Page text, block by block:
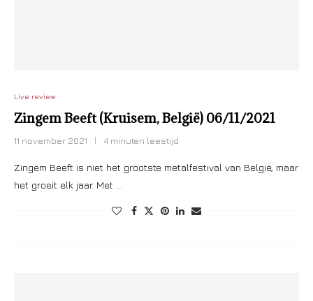
Live review
Zingem Beeft (Kruisem, België) 06/11/2021
11 november 2021 4 minuten leestijd
Zingem Beeft is niet het grootste metalfestival van België, maar
het groeit elk jaar. Met …